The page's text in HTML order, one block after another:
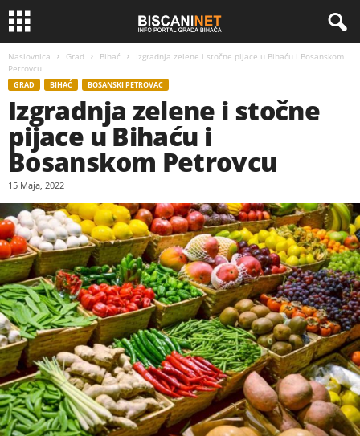
Naslovnica Grad Bihać
Izgradnja zelene i stočne pijace u Bihaću i Bosanskom
Petrovcu
GRAD BIHAĆ BOSANSKI PETROVAC
Izgradnja zelene i stočne
pijace u Bihaću i
Bosanskom Petrovcu
15 Maja, 2022